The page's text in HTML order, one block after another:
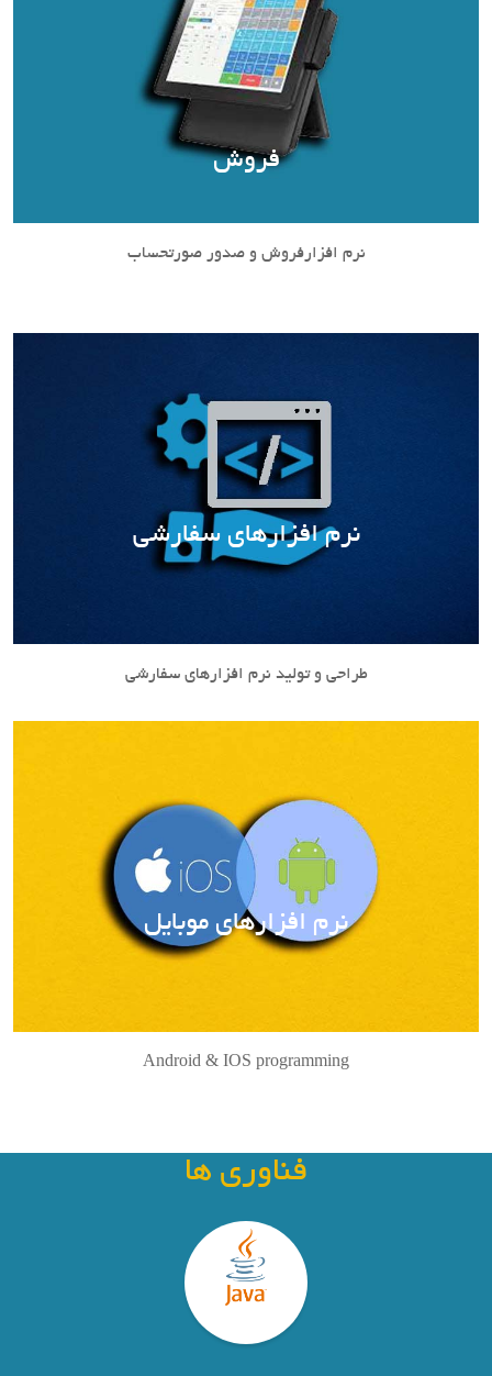
فروش
نرم افزارفروش و صدور صورتحساب
نرم افزارهای سفارشی
طراحی و تولید نرم افزارهای سفارشی
نرم افزارهای موبایل
Android & IOS programming
فناوری ها